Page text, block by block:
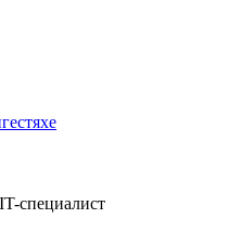
специалист